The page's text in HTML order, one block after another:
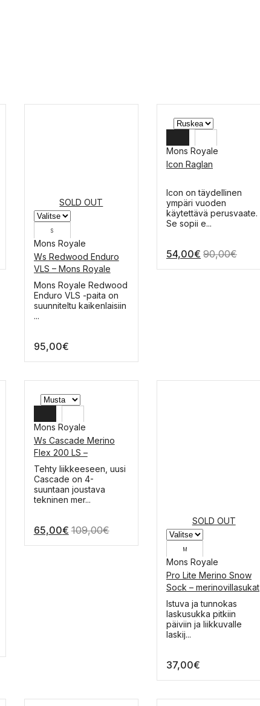
SOLD OUT
S
Mons Royale
Ws Redwood Enduro
VLS – Mons Royale
Sample
Mons Royale Redwood
Enduro VLS -paita on
suunniteltu kaikenlaisiin
...
95,00€
XXL
L
M
Mons Royale
Icon Raglan
Tällä
tuotteella
on
useampi
tehdä
Icon on täydellinen
ympäri vuoden
käytettävä perusvaate.
Se sopii e...
54,00€ 90,00€
XL
M
S
Mons Royale
Ws Cascade Merino
Flex 200 LS –
merinovillapaita
Tällä
tuotteella
on
useampi
tehdä
Tehty liikkeeseen, uusi
Cascade on 4-
suuntaan joustava
tekninen mer...
65,00€ 109,00€
SOLD OUT
M
Mons Royale
Pro Lite Merino Snow
Sock – merinovillasukat
Tällä
tuotteella
on
useampi
tehdä
Istuva ja tunnokas
laskusukka pitkiin
päiviin ja liikkuvalle
laskij...
37,00€